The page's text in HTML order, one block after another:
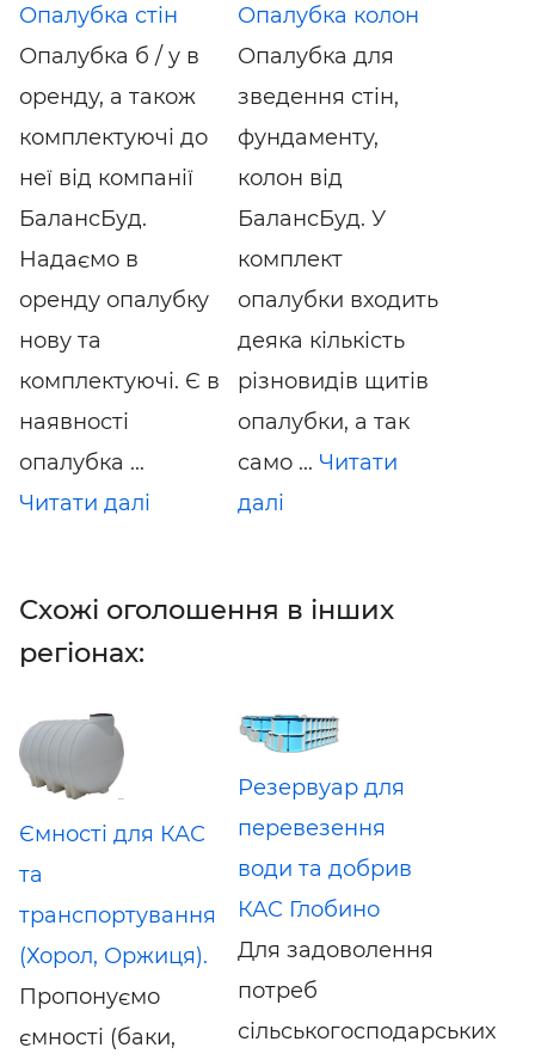
Опалубка стін
Опалубка б / у в
оренду, а також
комплектуючі до
неї від компанії
БалансБуд.
Надаємо в
оренду опалубку
нову та
комплектуючі. Є в
наявності
опалубка ...
Читати далі
Опалубка колон
Опалубка для
зведення стін,
фундаменту,
колон від
БалансБуд. У
комплект
опалубки входить
деяка кількість
різновидів щитів
опалубки, а так
само ... Читати
далі
Схожі оголошення в інших
регіонах:
Ємності для КАС
та
транспортування
(Хорол, Оржиця).
Пропонуємо
ємності (баки,
Резервуар для
перевезення
води та добрив
КАС Глобино
Для задоволення
потреб
сільськогосподарських